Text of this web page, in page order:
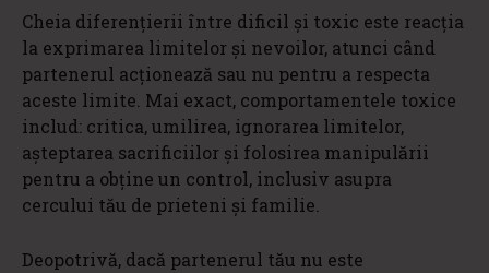
Cheia diferențierii între dificil și toxic este reacția
la exprimarea limitelor și nevoilor, atunci când
partenerul acționează sau nu pentru a respecta
aceste limite. Mai exact, comportamentele toxice
includ: critica, umilirea, ignorarea limitelor,
așteptarea sacrificiilor și folosirea manipulării
pentru a obține un control, inclusiv asupra
cercului tău de prieteni și familie.
Deopotrivă, dacă partenerul tău nu este